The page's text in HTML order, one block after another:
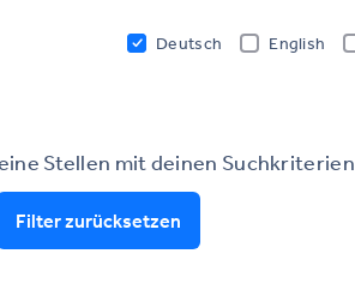
Deutsch English
Stellen mit deinen Suchkriterien
Filter zurücksetzen